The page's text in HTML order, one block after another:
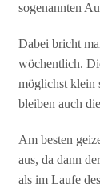
sogenannten
Dabei bricht
wöchentlich.
möglichst klein
bleiben auch
Am besten
aus, da dann
als im Laufe